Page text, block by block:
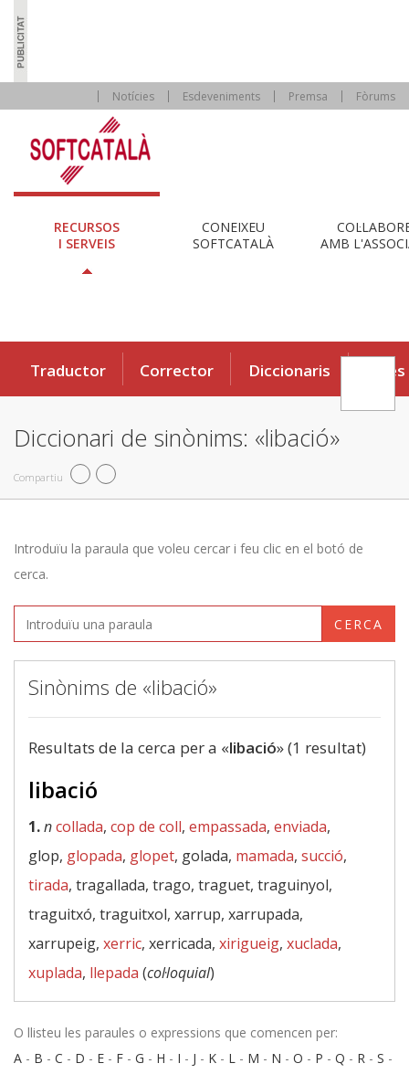
Notícies Esdeveniments Premsa Fòrums
RECURSOS
I SERVEIS
CONEIXEU
SOFTCATALÀ
AMB
Traductor Corrector Diccionaris Eines
Diccionari de sinònims: «libació»
Compartiu
Introduïu la paraula que voleu cercar i feu clic en el botó de
cerca.
CERCA
Sinònims de «libació»
Resultats de la cerca per a «libació» (1 resultat)
libació
1.ncollada, cop de coll, empassada, enviada,
glop, glopada, glopet, golada, mamada, succió,
tirada, tragallada, trago, traguet, traguinyol,
traguitxó, traguitxol, xarrup, xarrupada,
xarrupeig, xerric, xerricada, xirigueig, xuclada,
xuplada, llepada (col·loquial)
O llisteu les paraules o expressions que comencen per:
A - B - C - D - E - F - G - H - I - J - K - L - M - N - O - P - Q - R - S -